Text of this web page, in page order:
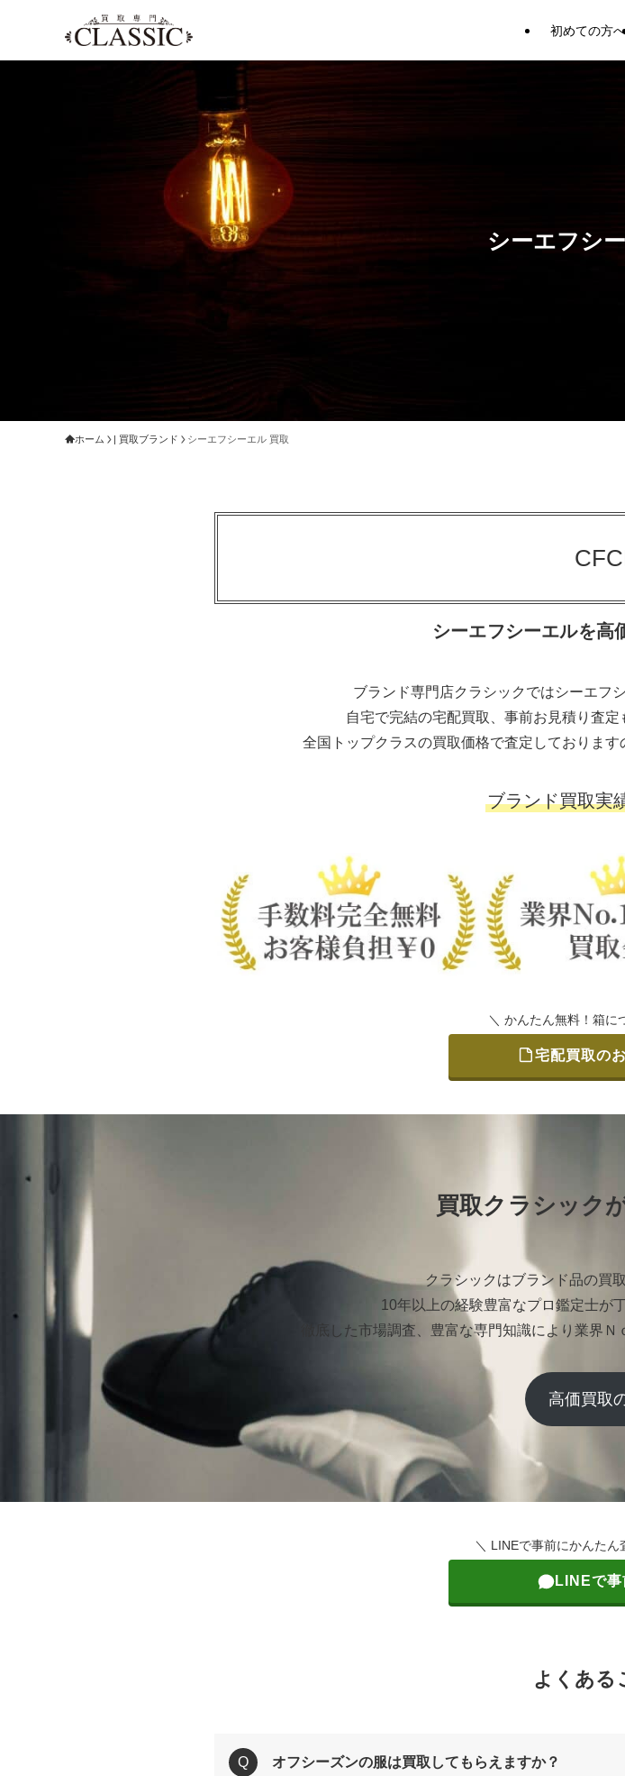
初めての方へ
シーエフシ
ホーム | 買取ブランド シーエフシーエル 買取
シーエフシーエルを高
ブランド専門店クラシックではシーエフ
自宅で完結の宅配買取、事前お見積り査定
全国トップクラスの買取価格で査定しております
ブランド買取実
＼ かんたん無料！箱に
宅配買取の
買取クラシック
クラシックはブランド品の買
10年以上の経験豊富なプロ鑑定士が
徹底した市場調査、豊富な専門知識により業界
高価買取
＼ LINEで事前にかんたん
LINEで事
よくある
オフシーズンの服は買取してもらえますか？